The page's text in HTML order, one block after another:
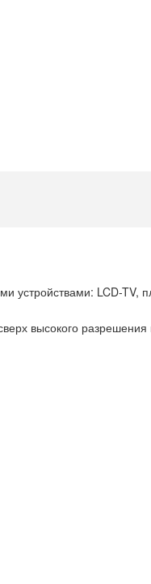
устройствами: LCD-
высокого